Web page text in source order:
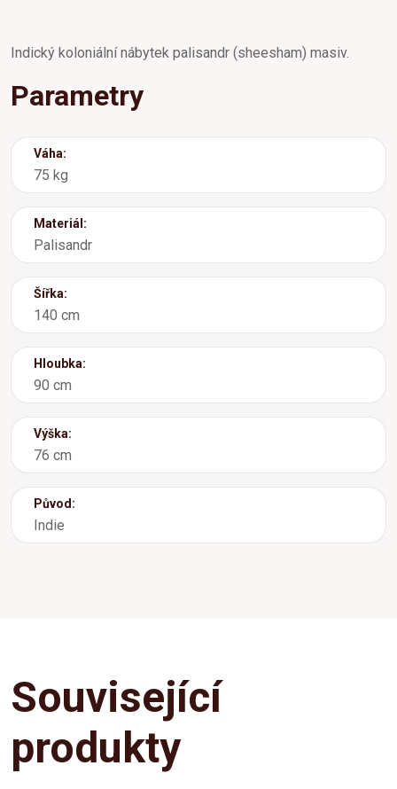
Indický koloniální nábytek palisandr (sheesham) masiv.
Parametry
Váha:
75 kg
Materiál:
Palisandr
Šířka:
140 cm
Hloubka:
90 cm
Výška:
76 cm
Původ:
Indie
Související
produkty